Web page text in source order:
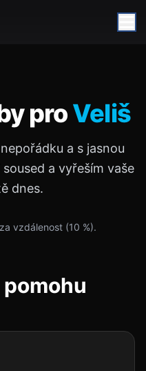
proVeliš
a s jasnou
a vyřeším vaše
dnes.
vzdálenost (10 %).